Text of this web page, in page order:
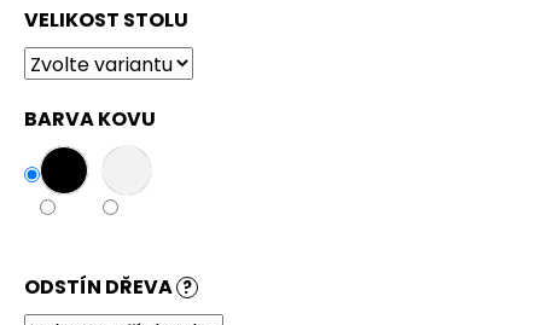
VELIKOST STOLU
BARVA KOVU
ODSTÍN DŘEVA ?